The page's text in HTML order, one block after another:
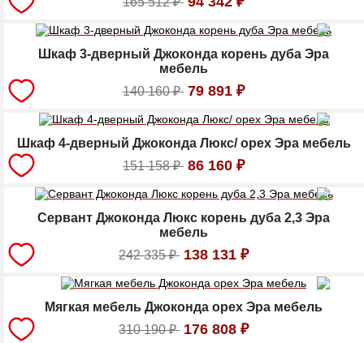
Шкаф 3-дверный Джоконда корень дуба Эра
мебель
140 160₽ 79 891 ₽
Шкаф 4-дверный Джоконда Люкс/ орех Эра мебель
151 158₽ 86 160 ₽
Сервант Джоконда Люкс корень дуба 2,3 Эра
мебель
242 335₽ 138 131 ₽
Мягкая мебель Джоконда орех Эра мебель
310 190₽ 176 808 ₽